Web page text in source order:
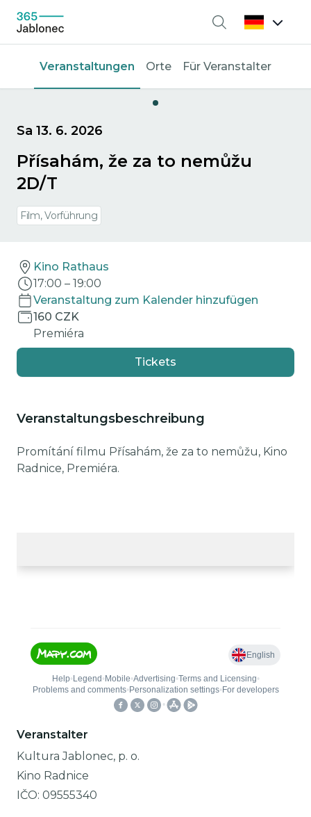
Suche
Veranstaltungen Orte Für Veranstalter
Sa 13. 6. 2026
Přísahám, že za to nemůžu
2D/T
Film, Vorführung
Kino Rathaus
17:00 – 19:00
Veranstaltung zum Kalender hinzufügen
160 CZK
Premiéra
Tickets
Veranstaltungsbeschreibung
Promítání filmu Přísahám, že za to nemůžu, Kino
Radnice, Premiéra.
Veranstalter
Kultura Jablonec, p. o.
Kino Radnice
IČO: 09555340